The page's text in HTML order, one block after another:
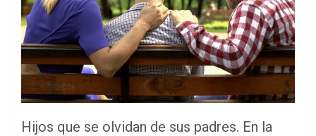
Hijos que se olvidan de sus padres. En la